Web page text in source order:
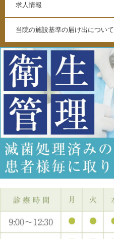
求人情報
当院の施設基準の届け出について